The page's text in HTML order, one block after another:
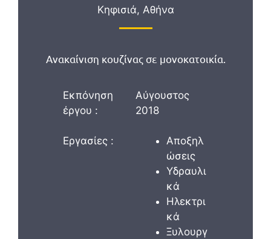
Κηφισιά, Αθήνα
Ανακαίνιση κουζίνας σε μονοκατοικία.
Εκπόνηση
έργου :
Εργασίες :
Αύγουστος
2018
Αποξηλ
ώσεις
Υδραυλι
κά
Ηλεκτρι
κά
Ξυλουργ